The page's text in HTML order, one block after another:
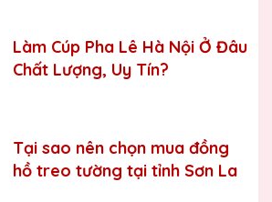
khâu sản xuất. Xưởng sản xuất
lượng
sản xuất trực tiếp, uy tín, giá rẻ. Nhận
của khách hàng.
Pha Lê QTG cung cấp tới Quý
phẩm bao gồm hộp xi lót lụa vàng,
xanh hoặc đỏ làm tăng thêm tính
Làm Cúp Pha Lê Hà Nội Ở Đâu
Chất Lượng, Uy Tín?
Tại sao nên chọn mua đồng
hồ treo tường tại tỉnh Sơn La